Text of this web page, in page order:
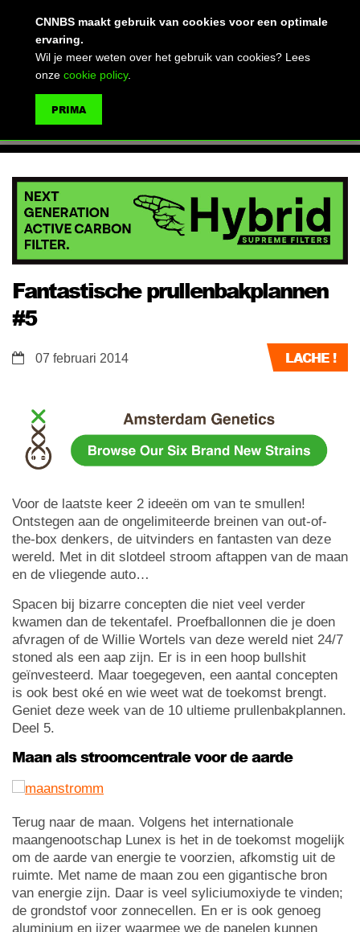
Fantastische prullenbakplannen
#5
LACHE !
07 februari 2014
Voor de laatste keer 2 ideeën om van te smullen!
Ontstegen aan de ongelimiteerde breinen van out-of-
the-box denkers, de uitvinders en fantasten van deze
wereld. Met in dit slotdeel stroom aftappen van de maan
en de vliegende auto…
Spacen bij bizarre concepten die niet veel verder
kwamen dan de tekentafel. Proefballonnen die je doen
afvragen of de Willie Wortels van deze wereld niet 24/7
stoned als een aap zijn. Er is in een hoop bullshit
geïnvesteerd. Maar toegegeven, een aantal concepten
is ook best oké en wie weet wat de toekomst brengt.
Geniet deze week van de 10 ultieme prullenbakplannen.
Deel 5.
Maan als stroomcentrale voor de aarde
Terug naar de maan. Volgens het internationale
maangenootschap Lunex is het in de toekomst mogelijk
om de aarde van energie te voorzien, afkomstig uit de
ruimte. Met name de maan zou een gigantische bron
van energie zijn. Daar is veel syliciumoxiyde te vinden;
de grondstof voor zonnecellen. En er is ook genoeg
aluminium en ijzer waarmee we de panelen kunnen
CNNBS maakt gebruik van cookies voor een optimale
ervaring.
Wil je meer weten over het gebruik van cookies? Lees
onze cookie policy.
PRIMA